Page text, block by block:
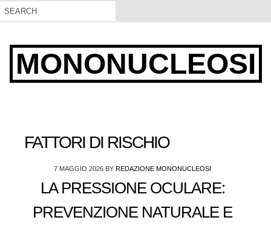
MONONUCLEOSI
FATTORI DI RISCHIO
7 MAGGIO 2026 BY REDAZIONE MONONUCLEOSI
LA PRESSIONE OCULARE:
PREVENZIONE NATURALE E